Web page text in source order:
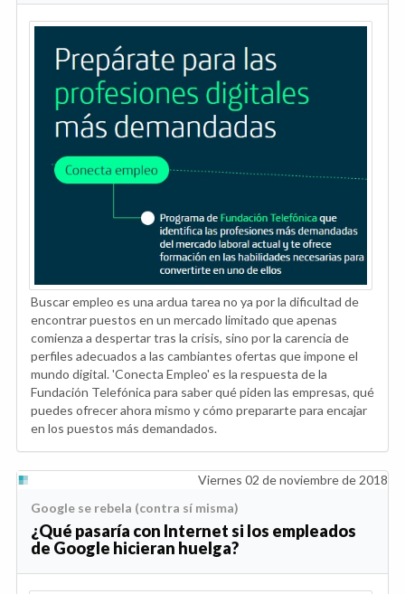
Buscar empleo es una ardua tarea no ya por la dificultad de
encontrar puestos en un mercado limitado que apenas
comienza a despertar tras la crisis, sino por la carencia de
perfiles adecuados a las cambiantes ofertas que impone el
mundo digital. 'Conecta Empleo' es la respuesta de la
Fundación Telefónica para saber qué piden las empresas, qué
puedes ofrecer ahora mismo y cómo prepararte para encajar
en los puestos más demandados.
Viernes 02 de noviembre de 2018
Google se rebela (contra sí misma)
¿Qué pasaría con Internet si los empleados
de Google hicieran huelga?